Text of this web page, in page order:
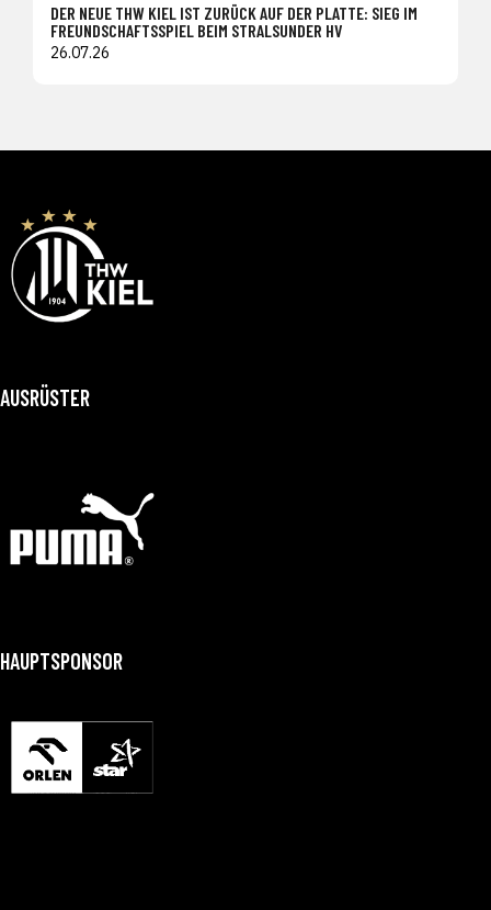
DER NEUE THW KIEL IST ZURÜCK AUF DER PLATTE: SIEG IM
FREUNDSCHAFTSSPIEL BEIM STRALSUNDER HV
26.07.26
AUSRÜSTER
HAUPTSPONSOR